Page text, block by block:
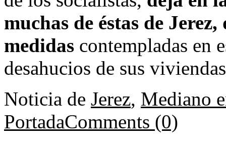
muchas de éstas de
medidas contempladas en
desahucios de sus
Noticia de Jerez, Mediano
PortadaComments (0)